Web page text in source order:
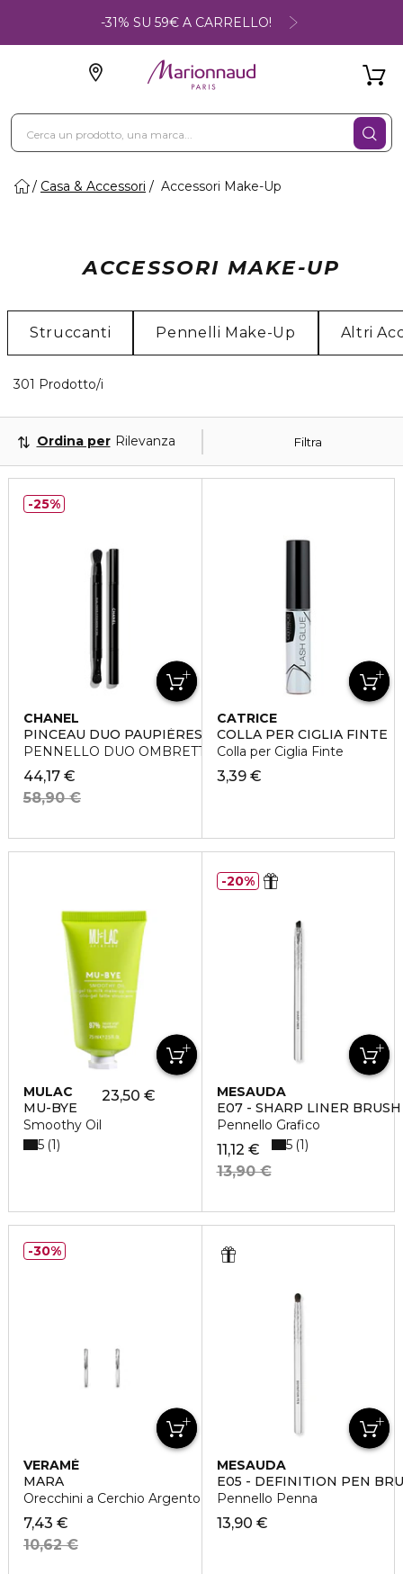
-31% SU 59€ A CARRELLO!
Casa & Accessori Accessori Make-Up
ACCESSORI MAKE-UP
Struccanti Pennelli Make-Up Altri
301 Prodotto/i
Filtra
Ordina per Rilevanza
CHANEL
PINCEAU DUO PAUPIÈRES RÉTRACTABLE N°200
PENNELLO DUO OMBRETTO RETRAIBILE
44,17 €
58,90 €
25%
CATRICE
COLLA PER CIGLIA FINTE
Colla per Ciglia Finte
3,39 €
MULAC
MU-BYE
Smoothy Oil
23,50 €
5 1
MESAUDA
E07 - SHARP LINER BRUSH
Pennello Grafico
11,12 €
13,90 €
5 1
20%
VERAMÉ
MARA
Orecchini a Cerchio Argento
7,43 €
10,62 €
30%
MESAUDA
E05 - DEFINITION PEN
Pennello Penna
13,90 €